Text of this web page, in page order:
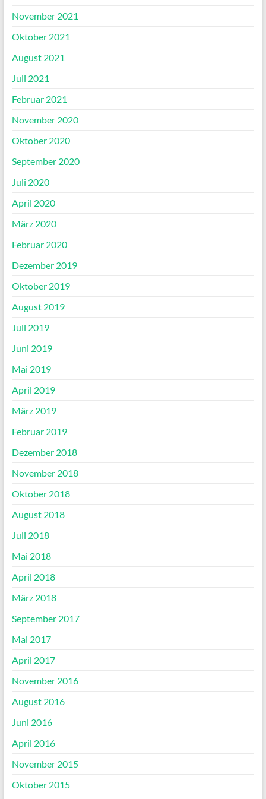
November 2021
Oktober 2021
August 2021
Juli 2021
Februar 2021
November 2020
Oktober 2020
September 2020
Juli 2020
April 2020
März 2020
Februar 2020
Dezember 2019
Oktober 2019
August 2019
Juli 2019
Juni 2019
Mai 2019
April 2019
März 2019
Februar 2019
Dezember 2018
November 2018
Oktober 2018
August 2018
Juli 2018
Mai 2018
April 2018
März 2018
September 2017
Mai 2017
April 2017
November 2016
August 2016
Juni 2016
April 2016
November 2015
Oktober 2015